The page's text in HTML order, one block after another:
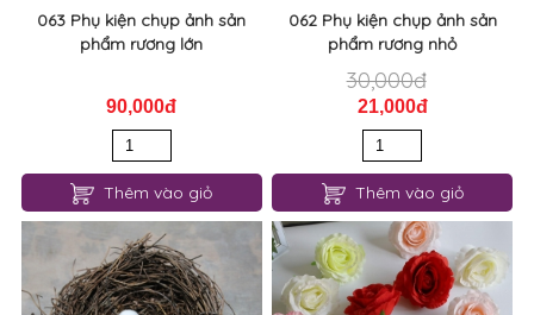
063 Phụ kiện chụp ảnh sản
phẩm rương lớn
90,000đ
Thêm vào giỏ
062 Phụ kiện chụp ảnh sản
phẩm rương nhỏ
30,000đ
21,000đ
Thêm vào giỏ